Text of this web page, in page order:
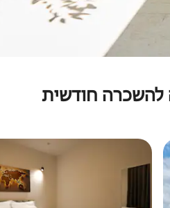
להשכרה חודשית